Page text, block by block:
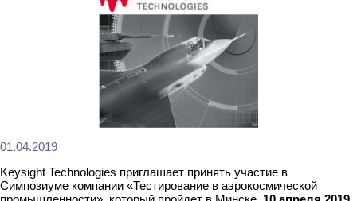
01.04.2019
Keysight Technologies приглашает принять участие в
Симпозиуме компании «Тестирование в аэрокосмической